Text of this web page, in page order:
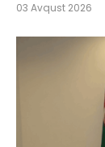
03 Avqust 2026